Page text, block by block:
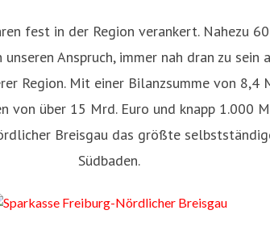
fest in der Region verankert. Nahezu
Anspruch, immer nah dran zu sein
Region. Mit einer Bilanzsumme von 8,4
von über 15 Mrd. Euro und knapp 1.000
Breisgau das größte
Südbaden.